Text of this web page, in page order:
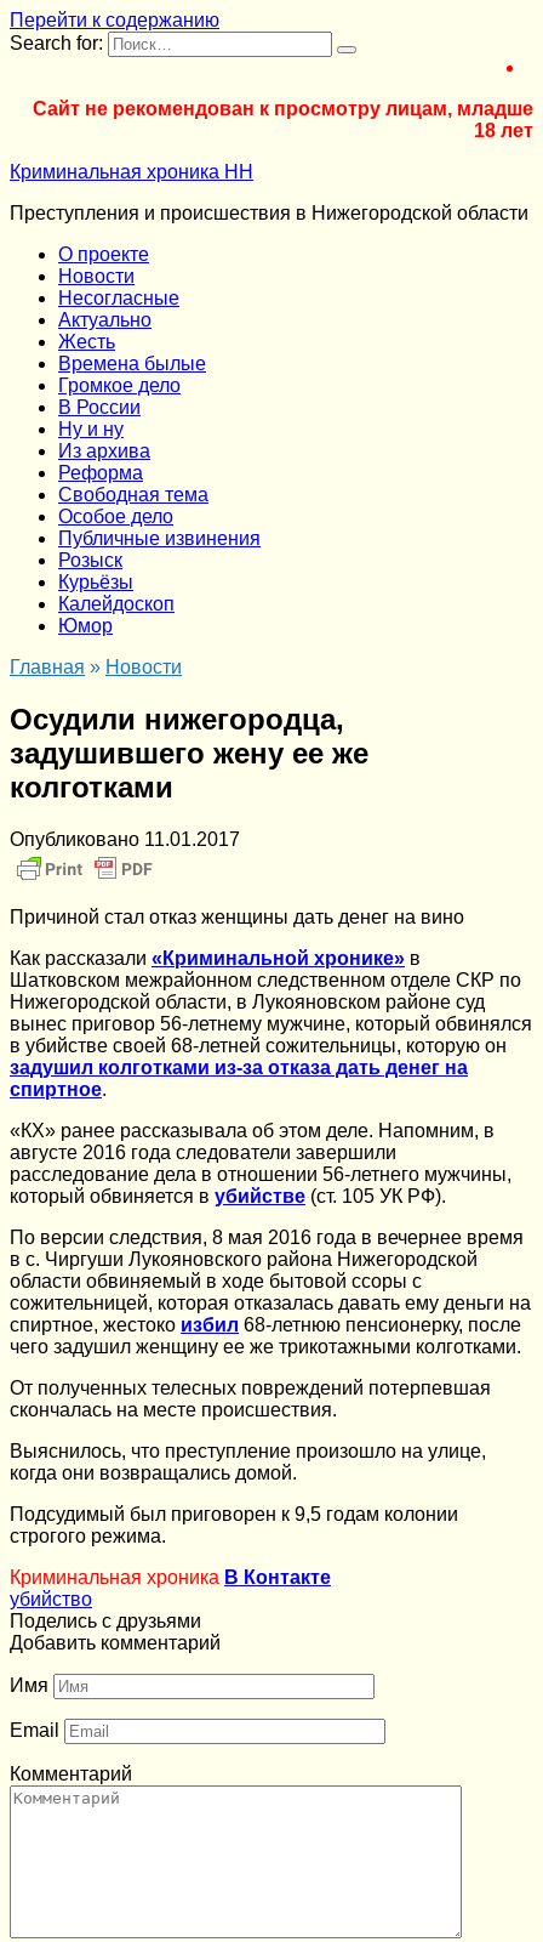
Перейти к содержанию
Search for:
Сайт не рекомендован к просмотру лицам, младше
18 лет
Криминальная хроника НН
Преступления и происшествия в Нижегородской области
О проекте
Новости
Несогласные
Актуально
Жесть
Времена былые
Громкое дело
В России
Ну и ну
Из архива
Реформа
Cвободная тема
Особое дело
Публичные извинения
Розыск
Курьёзы
Калейдоскоп
Юмор
Главная » Новости
Осудили нижегородца,
задушившего жену ее же
колготками
Опубликовано 11.01.2017
Причиной стал отказ женщины дать денег на вино
Как рассказали «Криминальной хронике» в
Шатковском межрайонном следственном отделе СКР по
Нижегородской области, в Лукояновском районе суд
вынес приговор 56-летнему мужчине, который обвинялся
в убийстве своей 68-летней сожительницы, которую он
задушил колготками из-за отказа дать денег на
спиртное.
«КХ» ранее рассказывала об этом деле. Напомним, в
августе 2016 года следователи завершили
расследование дела в отношении 56-летнего мужчины,
который обвиняется в убийстве (ст. 105 УК РФ).
По версии следствия, 8 мая 2016 года в вечернее время
в с. Чиргуши Лукояновского района Нижегородской
области обвиняемый в ходе бытовой ссоры с
сожительницей, которая отказалась давать ему деньги на
спиртное, жестоко избил 68-летнюю пенсионерку, после
чего задушил женщину ее же трикотажными колготками.
От полученных телесных повреждений потерпевшая
скончалась на месте происшествия.
Выяснилось, что преступление произошло на улице,
когда они возвращались домой.
Подсудимый был приговорен к 9,5 годам колонии
строгого режима.
Криминальная хроника В Контакте
убийство
Поделись с друзьями
Добавить комментарий
Имя
Email
Комментарий